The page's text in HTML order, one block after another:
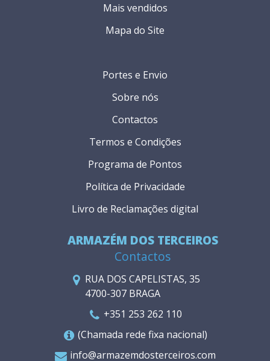
ARMAZÉM DOS TERCEIROS
Contactos
RUA DOS CAPELISTAS, 35
4700-307 BRAGA
+351 253 262 110
(Chamada rede fixa nacional)
info@armazemdosterceiros.com
Portes e Envio
Sobre nós
Contactos
Termos e Condições
Programa de Pontos
Política de Privacidade
Livro de Reclamações digital
Mais vendidos
Mapa do Site